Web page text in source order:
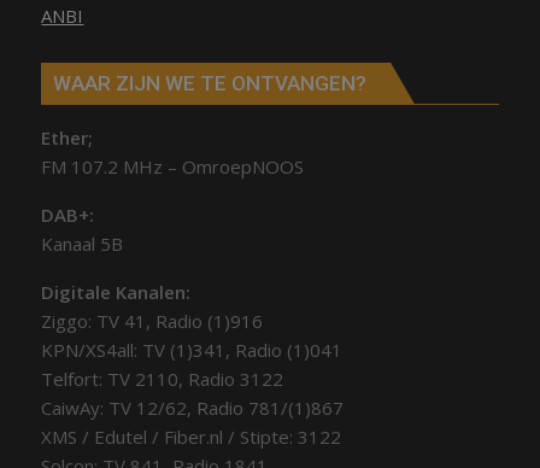
ANBI
WAAR ZIJN WE TE ONTVANGEN?
Ether;
FM 107.2 MHz – OmroepNOOS
DAB+:
Kanaal 5B
Digitale Kanalen:
Ziggo: TV 41, Radio (1)916
KPN/XS4all: TV (1)341, Radio (1)041
Telfort: TV 2110, Radio 3122
CaiwAy: TV 12/62, Radio 781/(1)867
XMS / Edutel / Fiber.nl / Stipte: 3122